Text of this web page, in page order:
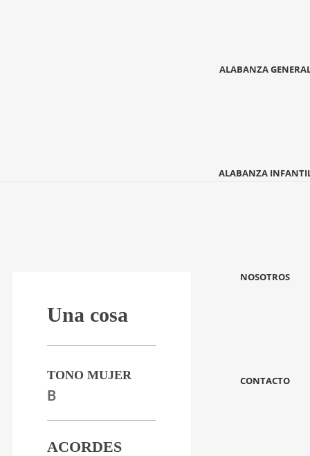
ALABANZA
ALABANZA
NOSOTROS
CONTACTO
Una cosa
TONO MUJER
B
ACORDES